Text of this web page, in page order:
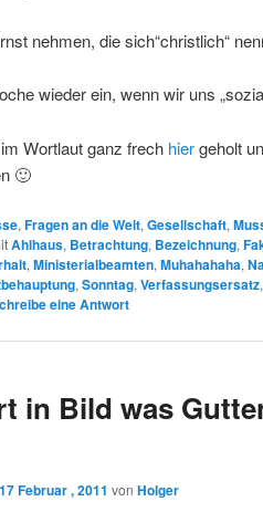
nehmen, die sich“christlich“
wieder ein, wenn wir uns
Wortlaut ganz frech hiergeholt
🙂
, Fragen an die Welt, Gesellschaft,
Ahlhaus, Betrachtung, Bezeichnung,
, Ministerialbeamten, Muhahahaha,
, Sonntag, Verfassungsersatz,
eine Antwort
in Bild was
Februar , 2011 von Holger